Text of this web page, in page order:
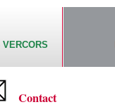
Contact